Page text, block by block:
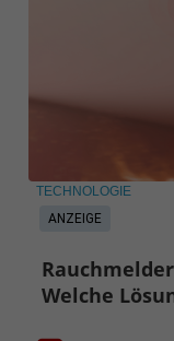
ANZEIGE
TECHNOLOGIE
Welche